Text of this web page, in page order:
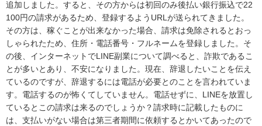
追加しました。すると、その方からは初回のみ後払い銀行振込で22
100円の請求があるため、登録するようURLが送られてきました。
その方は、稼ぐことが出来なかった場合、請求は免除されるとおっ
しゃられたため、住所・電話番号・フルネームを登録しました。そ
の後、インターネットでLINE副業について調べると、詐欺であるこ
とが多いとあり、不安になりました。現在、辞退したいことを伝え
ているのですが、辞退するには電話が必要とのことを言われていま
す。電話するのが怖くてしていません。電話せずに、LINEを放置し
ているとこの請求は来るのでしょうか？請求時に記載したものに
は、支払いがない場合は第三者期間に依頼するとかいてあったので